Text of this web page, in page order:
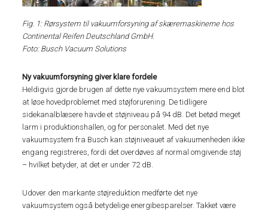
Fig. 1: Rørsystem til vakuumforsyning af skæremaskinerne hos
Continental Reifen Deutschland GmbH.
Foto: Busch Vacuum Solutions
Ny vakuumforsyning giver klare fordele
Heldigvis gjorde brugen af dette nye vakuumsystem mere end blot
at løse hovedproblemet med støjforurening. De tidligere
sidekanalblæsere havde et støjniveau på 94 dB. Det betød meget
larm i produktionshallen, og for personalet. Med det nye
vakuumsystem fra Busch kan støjniveauet af vakuumenheden ikke
engang registreres, fordi det overdøves af normal omgivende støj
– hvilket betyder, at det er under 72 dB.
Udover den markante støjreduktion medførte det nye
vakuumsystem også betydelige energibesparelser. Takket være